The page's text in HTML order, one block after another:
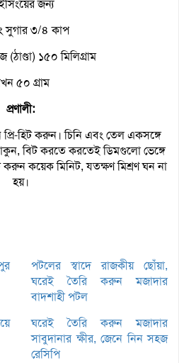
জন্য
সুগার ৩/৪ কাপ
(ঠাণ্ডা) ১৫০ মিলিগ্রাম
৫০ গ্রাম
প্রণালী:
হিট করুন। চিনি এবং তেল একসঙ্গে
বিট করতে করতেই ডিমগুলো ভেঙ্গে
কয়েক মিনিট, যতক্ষণ মিশ্রণ ঘন না
হয়।
পটলের স্বাদে রাজকীয় ছোঁয়া,
ঘরেই তৈরি করুন মজাদার
বাদশাহী পটল
ঘরেই তৈরি করুন মজাদার
সাবুদানার ক্ষীর, জেনে নিন সহজ
রেসিপি